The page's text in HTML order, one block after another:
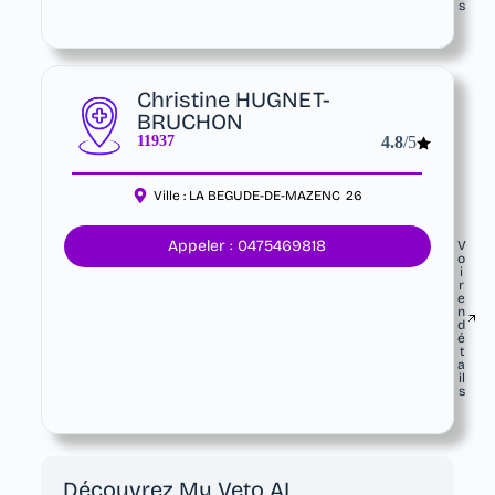
s
Christine HUGNET-
BRUCHON
11937 4.8/5
Ville : LA BEGUDE-DE-MAZENC 26
Appeler : 0475469818
V
o
i
r
e
n
d
é
t
a
il
s
Découvrez My Veto AI